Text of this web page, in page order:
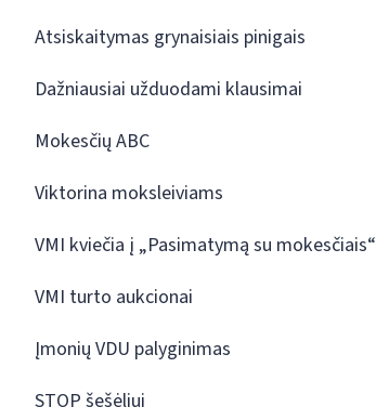
Atsiskaitymas grynaisiais pinigais
Dažniausiai užduodami klausimai
Mokesčių ABC
Viktorina moksleiviams
VMI kviečia į „Pasimatymą su mokesčiais“
VMI turto aukcionai
Įmonių VDU palyginimas
STOP šešėliui